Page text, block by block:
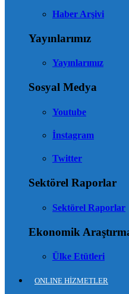
Haber Arşivi
Yayınlarımız
Yayınlarımız
Sosyal Medya
Youtube
İnstagram
Twitter
Sektörel Raporlar
Sektörel Raporlar
Ekonomik
Ülke Etütleri
ONLINE HİZMETLER